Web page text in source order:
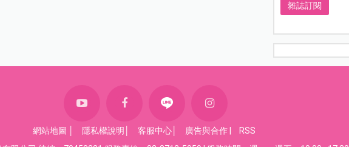
雜誌訂閱
網站地圖 隱私權說明 客服中心 廣告與合作
RSS